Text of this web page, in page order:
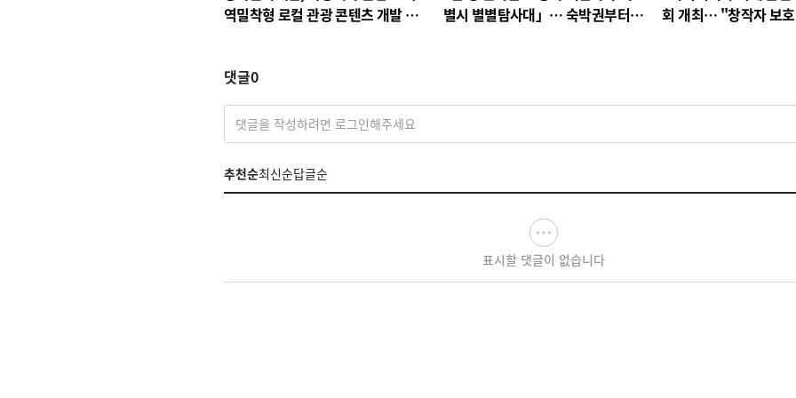
역밀착형 로컬 관광 콘텐츠 개발 나
별시 별별탐사대」… 숙박권부터
회 개최… "창작자 보
댓글0
댓글을 작성하려면 로그인해주세요
추천순최신순답글순
표시할 댓글이 없습니다